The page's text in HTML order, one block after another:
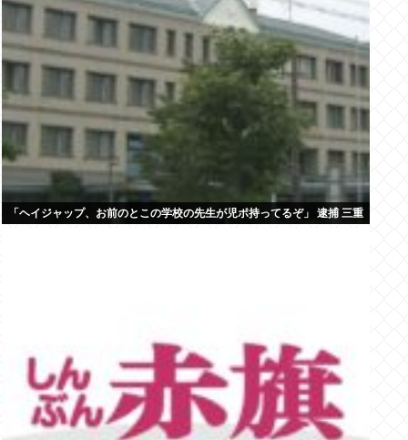
「ヘイジャップ、お前のとこの学校の先生が児ポ持ってるぞ」 逮捕 三重